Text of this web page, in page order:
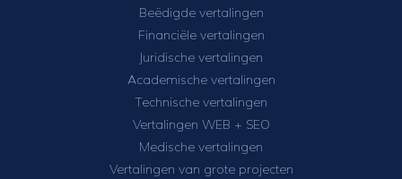
Beëdigde vertalingen
Financiële vertalingen
Juridische vertalingen
Academische vertalingen
Technische vertalingen
Vertalingen WEB + SEO
Medische vertalingen
Vertalingen van grote projecten